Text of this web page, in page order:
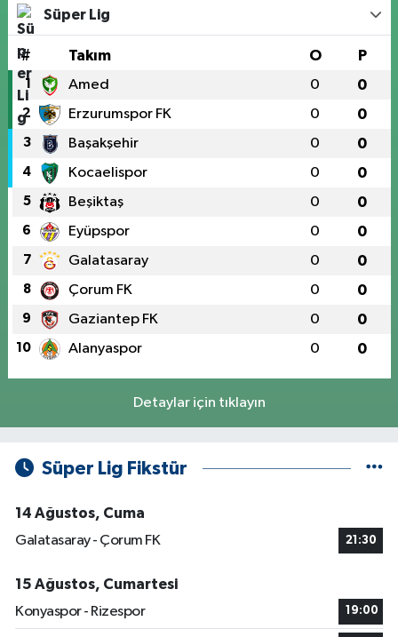
Süper Lig
# Takım O P
1 Amed 0 0
2 Erzurumspor FK 0 0
3 Başakşehir 0 0
4 Kocaelispor 0 0
5 Beşiktaş 0 0
6 Eyüpspor 0 0
7 Galatasaray 0 0
8 Çorum FK 0 0
9 Gaziantep FK 0 0
10 Alanyaspor 0 0
Detaylar için tıklayın
Süper Lig Fikstür
14 Ağustos, Cuma
Galatasaray - Çorum FK
21:30
15 Ağustos, Cumartesi
Konyaspor - Rizespor
19:00